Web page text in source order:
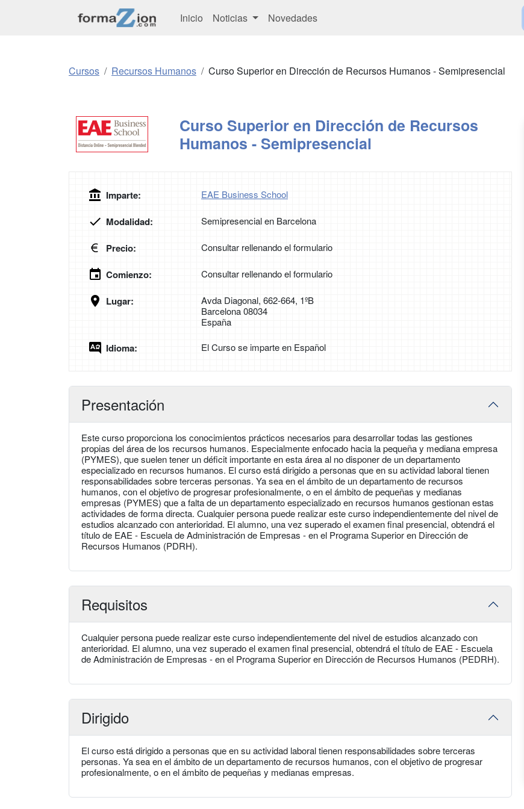
Inicio Noticias Novedades
Cursos Recursos Humanos Curso Superior en Dirección de Recursos Humanos - Semipresencial
Curso Superior en Dirección de Recursos
Humanos - Semipresencial
Imparte: EAE Business School
Modalidad: Semipresencial en Barcelona
Precio: Consultar rellenando el formulario
Comienzo: Consultar rellenando el formulario
Lugar:
Avda Diagonal, 662-664, 1ºB
Barcelona 08034
España
Idioma: El Curso se imparte en Español
Presentación
Este curso proporciona los conocimientos prácticos necesarios para desarrollar todas las gestiones
propias del área de los recursos humanos. Especialmente enfocado hacia la pequeña y mediana empresa
(PYMES), que suelen tener un déficit importante en esta área al no disponer de un departamento
especializado en recursos humanos. El curso está dirigido a personas que en su actividad laboral tienen
responsabilidades sobre terceras personas. Ya sea en el ámbito de un departamento de recursos
humanos, con el objetivo de progresar profesionalmente, o en el ámbito de pequeñas y medianas
empresas (PYMES) que a falta de un departamento especializado en recursos humanos gestionan estas
actividades de forma directa. Cualquier persona puede realizar este curso independientemente del nivel de
estudios alcanzado con anterioridad. El alumno, una vez superado el examen final presencial, obtendrá el
título de EAE - Escuela de Administración de Empresas - en el Programa Superior en Dirección de
Recursos Humanos (PDRH).
Requisitos
Cualquier persona puede realizar este curso independientemente del nivel de estudios alcanzado con
anterioridad. El alumno, una vez superado el examen final presencial, obtendrá el título de EAE - Escuela
de Administración de Empresas - en el Programa Superior en Dirección de Recursos Humanos (PEDRH).
Dirigido
El curso está dirigido a personas que en su actividad laboral tienen responsabilidades sobre terceras
personas. Ya sea en el ámbito de un departamento de recursos humanos, con el objetivo de progresar
profesionalmente, o en el ámbito de pequeñas y medianas empresas.